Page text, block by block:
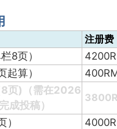
注册费
8页）
起算）
页)（需在2026
成投稿）